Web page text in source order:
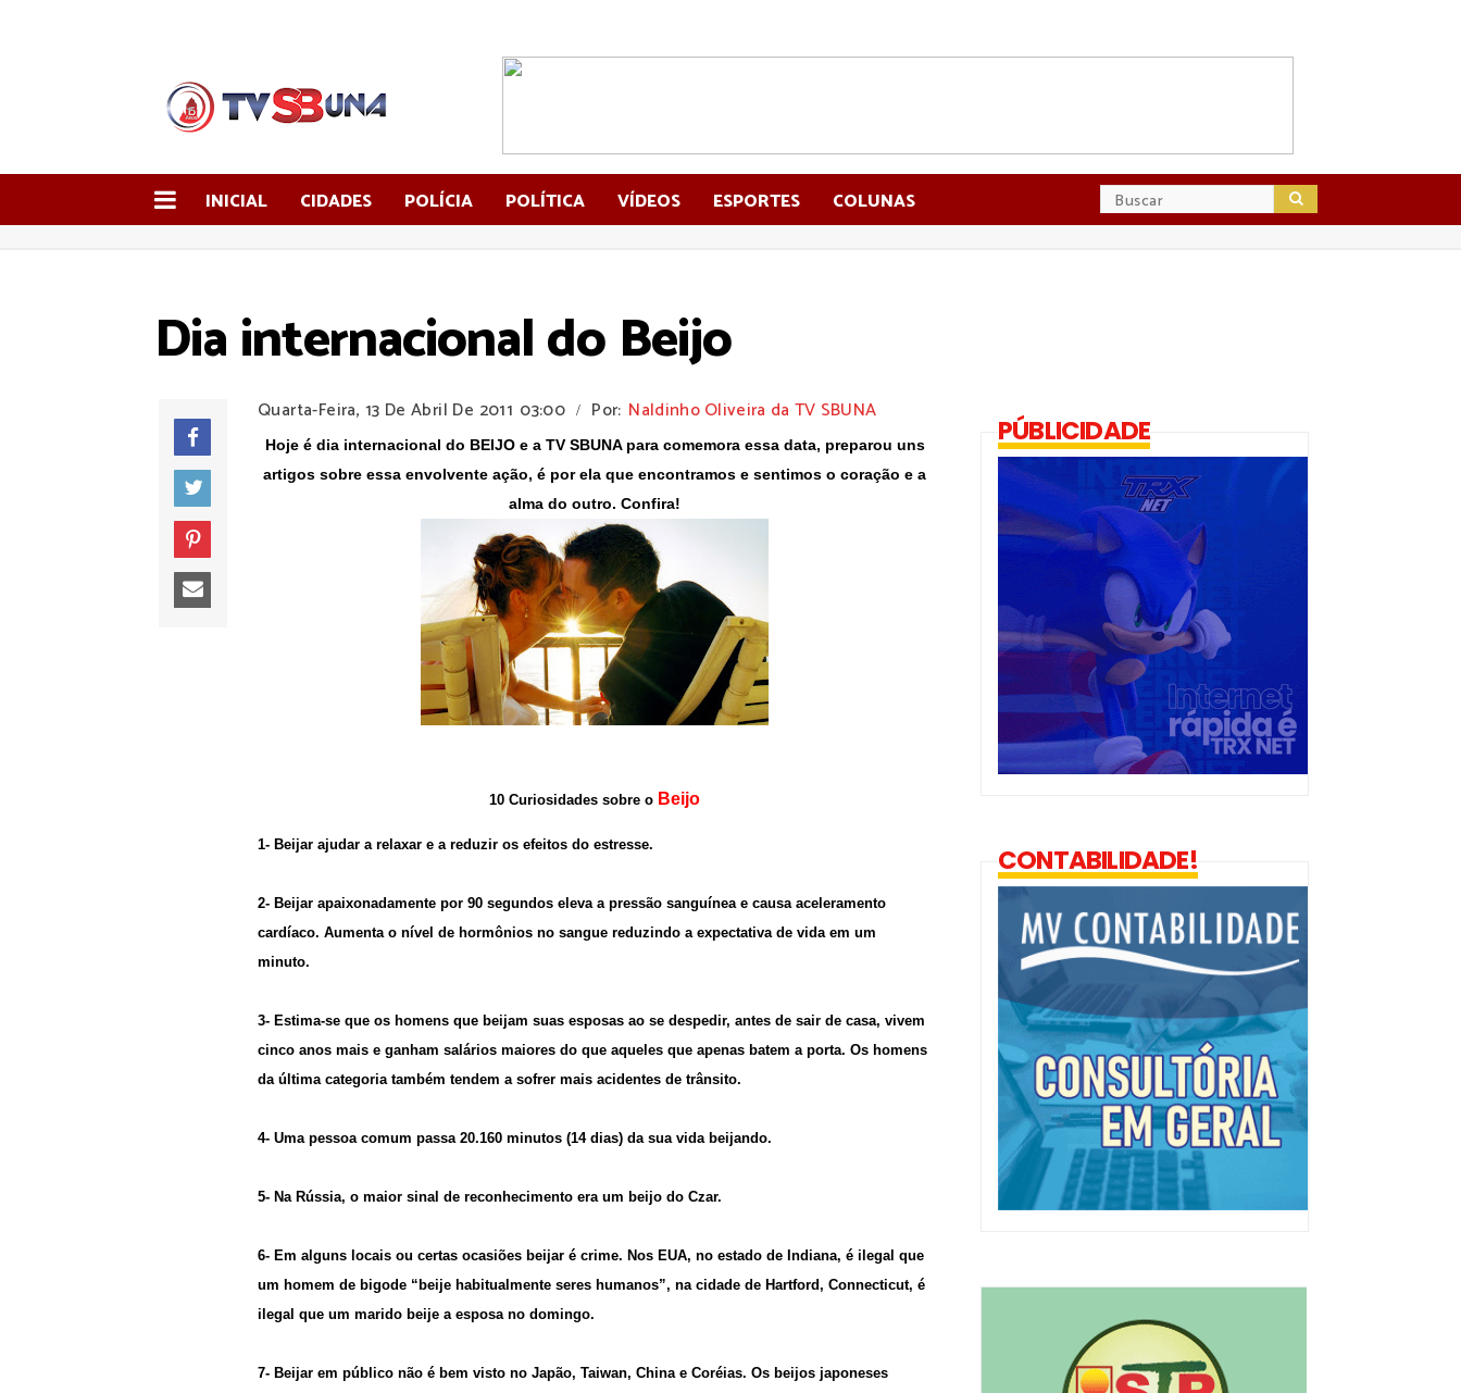
INICIAL CIDADES POLÍCIA POLÍTICA VÍDEOS ESPORTES COLUNAS
Dia internacional do Beijo
Quarta-Feira, 13 De Abril De 2011 03:00 / Por: Naldinho Oliveira da TV SBUNA
Hoje é dia internacional do BEIJO e a TV SBUNA para comemora essa data, preparou uns
artigos sobre essa envolvente ação, é por ela que encontramos e sentimos o coração e a
alma do outro. Confira!
10 Curiosidades sobre o Beijo
1- Beijar ajudar a relaxar e a reduzir os efeitos do estresse.
2- Beijar apaixonadamente por 90 segundos eleva a pressão sanguínea e causa aceleramento
cardíaco. Aumenta o nível de hormônios no sangue reduzindo a expectativa de vida em um
minuto.
3- Estima-se que os homens que beijam suas esposas ao se despedir, antes de sair de casa, vivem
cinco anos mais e ganham salários maiores do que aqueles que apenas batem a porta. Os homens
da última categoria também tendem a sofrer mais acidentes de trânsito.
4- Uma pessoa comum passa 20.160 minutos (14 dias) da sua vida beijando.
5- Na Rússia, o maior sinal de reconhecimento era um beijo do Czar.
6- Em alguns locais ou certas ocasiões beijar é crime. Nos EUA, no estado de Indiana, é ilegal que
um homem de bigode “beije habitualmente seres humanos”, na cidade de Hartford, Connecticut, é
ilegal que um marido beije a esposa no domingo.
7- Beijar em público não é bem visto no Japão, Taiwan, China e Coréias. Os beijos japoneses
PÚBLICIDADE
CONTABILIDADE!